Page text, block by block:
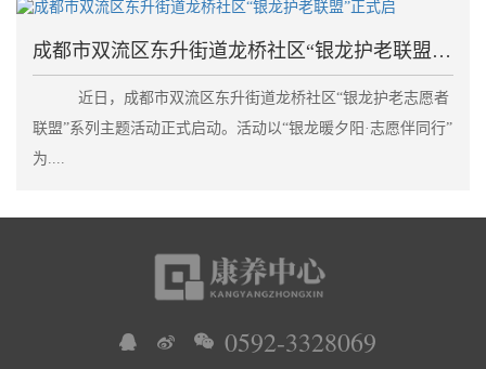
成都市双流区东升街道龙桥社区“银龙护老联盟”正式启
近日，成都市双流区东升街道龙桥社区“银龙护老志愿者
联盟”系列主题活动正式启动。活动以“银龙暖夕阳·志愿伴同行”
为....
0592-3328069